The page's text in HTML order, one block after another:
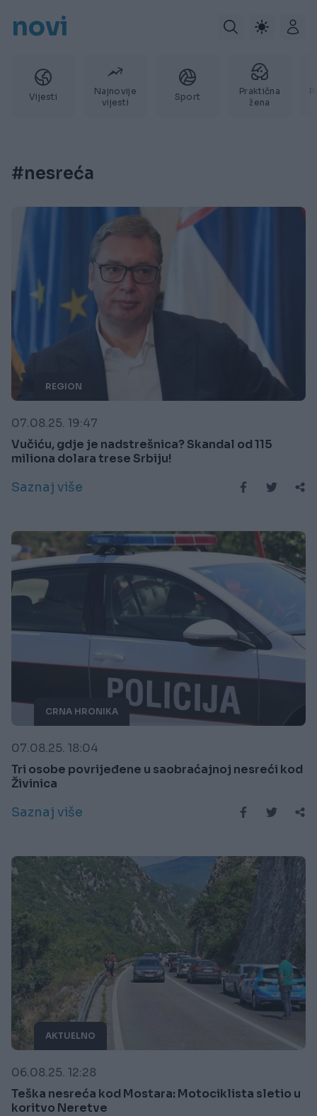
novi
Vijesti
Najnovije
vijesti
Sport
Praktična
žena
#nesreća
REGION
07.08.25. 19:47
Vučiću, gdje je nadstrešnica? Skandal od 115
miliona dolara trese Srbiju!
Saznaj više
CRNA HRONIKA
07.08.25. 18:04
Tri osobe povrijeđene u saobraćajnoj nesreći kod
Živinica
Saznaj više
AKTUELNO
06.08.25. 12:28
Teška nesreća kod Mostara: Motociklista sletio u
koritvo Neretve